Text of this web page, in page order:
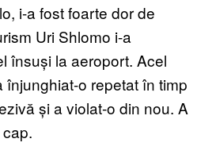
i-a fost foarte dor de
Uri Shlomo i-a
însuși la aeroport. Acel
înjunghiat-o repetat în timp
și a violat-o din nou. A